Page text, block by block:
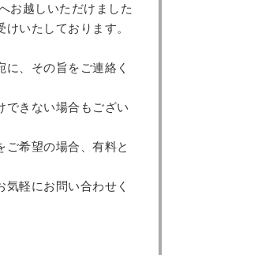
お越しいただけました
いたしております。
、その旨をご連絡く
できない場合もござい
希望の場合、有料と
気軽にお問い合わせく